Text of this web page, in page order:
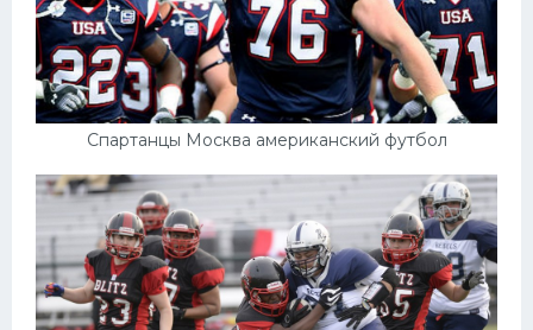
Спартанцы Москва американский футбол